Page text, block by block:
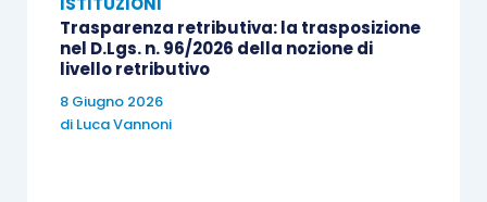
Trasparenza retributiva: la trasposizione
nel D.Lgs. n. 96/2026 della nozione di
livello retributivo
8 Giugno 2026
di Luca Vannoni